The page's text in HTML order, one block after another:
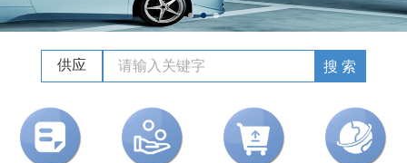
供应 搜 索